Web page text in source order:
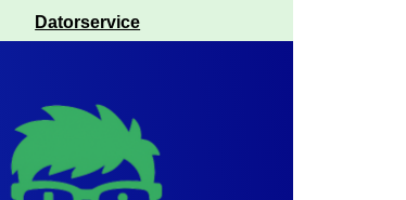
Datorservice